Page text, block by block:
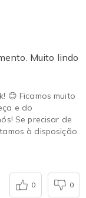
Muito lindo
😊 Ficamos muito
e do
Se precisar de
à disposição.
0 0